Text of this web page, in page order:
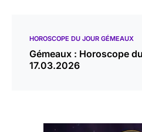
HOROSCOPE DU JOUR GÉMEAUX
Gémeaux : Horoscope du
17.03.2026